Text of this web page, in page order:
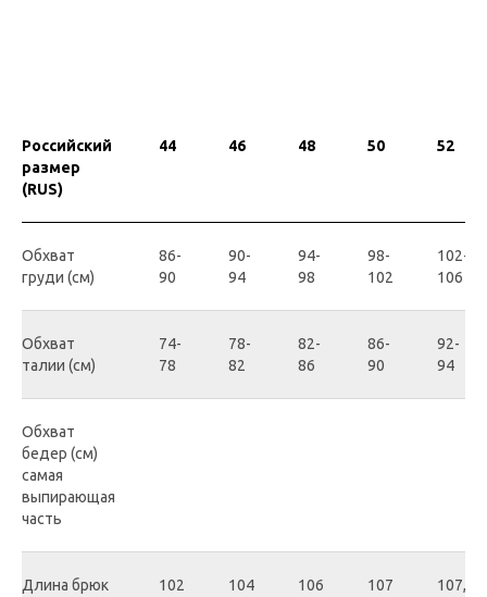
Российский
размер
(RUS)
44 46 48 50 52
Обхват
груди (см)
86-
90
90-
94
94-
98
98-
102
102-
106
Обхват
талии (см)
74-
78
78-
82
82-
86
86-
90
92-
94
Обхват
бедер (см)
самая
выпирающая
часть
Длина брюк
102 104 106 107 107,5